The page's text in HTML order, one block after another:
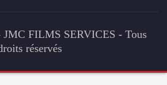
FILMS SERVICES - Tous
réservés